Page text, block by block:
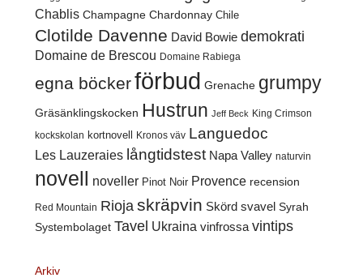
Chablis Champagne Chardonnay Chile
Clotilde Davenne David Bowie demokrati
Domaine de Brescou Domaine Rabiega
egna böckerförbud Grenache grumpy
Gräsänklingskocken Hustrun Jeff Beck King Crimson
kockskolan kortnovell Kronos väv Languedoc
Les Lauzeraies långtidstest Napa Valley naturvin
novell noveller Pinot Noir Provence recension
Red Mountain Rioja skräpvin Skörd svavel Syrah
Systembolaget Tavel Ukraina vinfrossa vintips
Arkiv